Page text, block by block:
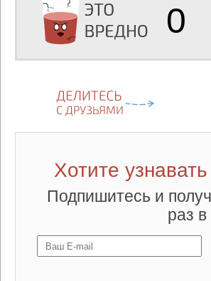
0
Хотите
Подпишитесь и
раз